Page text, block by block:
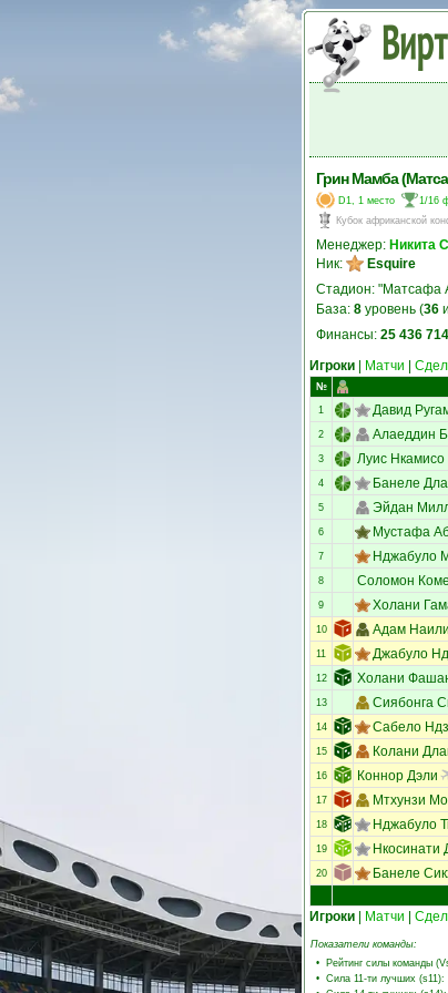
Грин Мамба
D1, 1 место
1/16
Кубок африканской
Менеджер: Никита
Ник:
Esquire
Стадион: "Матсафа
База: 8 уровень (36
Финансы: 25 436 714
Игроки Матчи
№
1 Давид
2 Алаеддин
3 Луис
4 Банеле
5 Эйдан
6 Мустафа
7 Нджабуло
8 Соломон
9 Холани
10 Адам Наили
11 Джабуло
12 Холани
13 Сиябонга
14 Сабело
15 Колани
16 Коннор Дэли
17 Мтхунзи
18 Нджабуло
19 Нкосинати
20 Банеле
Игроки
Матчи
Показатели команды:
• Рейтинг силы команды
• Сила 11-ти лучших (s11):